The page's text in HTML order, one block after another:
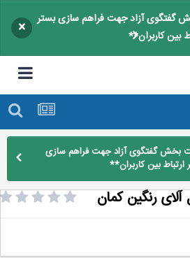
آزاد جهت فراهم سازی بستر
بین کاربران**
×
بخش گفتگوی آزاد جهت فراهم سازی
بین کاربران**
رنگین کمان